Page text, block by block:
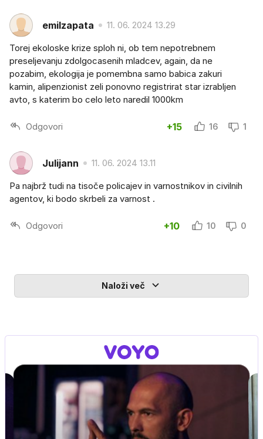
emilzapata 11. 06. 2024 13.29
Torej ekoloske krize sploh ni, ob tem nepotrebnem
preseljevanju zdolgocasenih mladcev, again, da ne
pozabim, ekologija je pomembna samo babica zakuri
kamin, alipenzionist zeli ponovno registrirat star izrabljen
avto, s katerim bo celo leto naredil 1000km
Odgovori +15 16 1
Julijann 11. 06. 2024 13.11
Pa najbrž tudi na tisoče policajev in varnostnikov in civilnih
agentov, ki bodo skrbeli za varnost .
Odgovori +10 10 0
Naloži več